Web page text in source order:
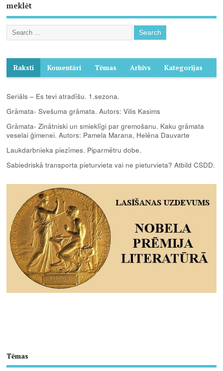
meklēt
Raksti Komentāri Tēmas Arhīvs Kategorijas
Seriāls – Es tevi atradīšu. 1.sezona.
Grāmata- Svešuma grāmata. Autors: Vilis Kasims
Grāmata- Zinātniski un smieklīgi par gremošanu. Kaku grāmata
veselai ģimenei. Autors: Pamela Marana, Helēna Dauvarte
Laukdarbnieka piezīmes. Piparmētru dobe.
Sabiedriskā transporta pieturvieta vai ne pieturvieta? Atbild CSDD.
Tēmas